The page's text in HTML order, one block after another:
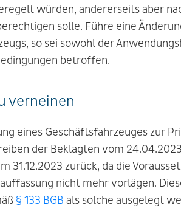
würden, andererseits aber
solle. Führe eine
so sei sowohl der
betroffen.
verneinen
eines Geschäftsfahrzeuges zur
der Beklagten vom
31.12.2023 zurück, da die
nicht mehr vorlägen.
§ 133 BGB als solche ausgelegt